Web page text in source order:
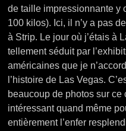
de taille impressionnante y
100 kilos). Ici, il n’y a pas
à Strip. Le jour où j’étais à
tellement séduit par
américaines que je
l’histoire de Las Vegas.
beaucoup de photos sur ce
intéressant quand même
entièrement l’enfer